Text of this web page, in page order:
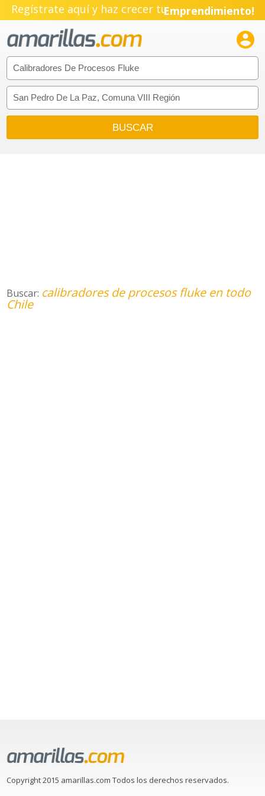
Regístrate aquí y haz crecer tuEmprendimiento!

Buscar: calibradores de procesos fluke en todo
Chile
Copyright 2015 amarillas.com Todos los derechos reservados.